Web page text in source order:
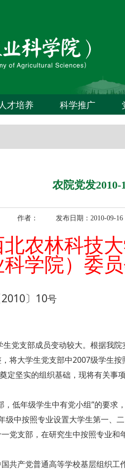
人才培养 科学推广
农院党发2010-
作者： 发布日期：2010-09-16
农林科技
学院）委
2010〕 10号
党支部成员变动较大。根据我
将大学生党支部中2007级学生
定坚实的组织基础，现将有关事
，低年级学生中有党小组”的要
级中按照专业设置大学生第一、
党支部，在研究生中按照专业
共产党普通高等学校基层组织